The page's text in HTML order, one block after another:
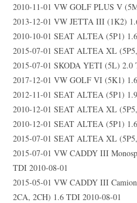
2010-11-01 VW GOLF PLUS V
2013-12-01 VW JETTA III (1K2)
2010-10-01 SEAT ALTEA (5P1)
2015-07-01 SEAT ALTEA XL
2015-07-01 SKODA YETI (5L) 2.0
2017-12-01 VW GOLF VI (5K1)
2012-11-01 SEAT ALTEA (5P1)
2010-12-01 SEAT ALTEA XL
2010-12-01 SEAT ALTEA (5P1)
2015-07-01 SEAT ALTEA XL
2015-07-01 VW CADDY III
TDI 2010-08-01
2015-05-01 VW CADDY III
2CA, 2CH) 1.6 TDI 2010-08-01